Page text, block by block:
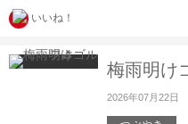
いいね！
梅雨明け
2026年07月22日